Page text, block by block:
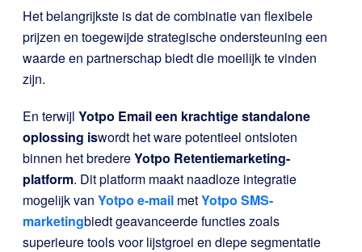
Het belangrijkste is dat de combinatie van flexibele
prijzen en toegewijde strategische ondersteuning een
waarde en partnerschap biedt die moeilijk te vinden
zijn.
En terwijl Yotpo Email een krachtige standalone
oplossing iswordt het ware potentieel ontsloten
binnen het bredereYotpo Retentiemarketing-
platform. Dit platform maakt naadloze integratie
mogelijk van Yotpo e-mail metYotpo SMS-
marketingbiedt geavanceerde functies zoals
superieure tools voor lijstgroei en diepe segmentatie